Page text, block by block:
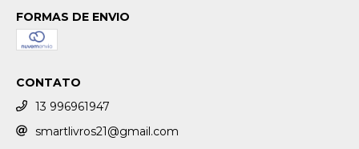
FORMAS DE ENVIO
CONTATO
13 996961947
smartlivros21@gmail.com